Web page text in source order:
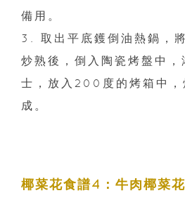
備用。
3. 取出平底鑊倒油熱鍋，
炒熟後，倒入陶瓷烤盤中，
士，放入200度的烤箱中，
成。
椰菜花食譜4：牛肉椰菜